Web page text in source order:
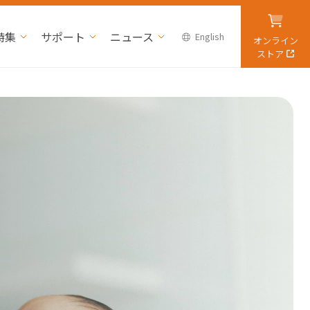
集 サポート ニュース English
オンライン
ストア